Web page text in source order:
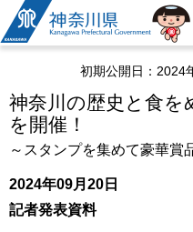
神奈川県
初期公開日：2024
神奈川の歴史と食
を開催！
～スタンプを集めて豪華賞
2024年09月20日
記者発表資料